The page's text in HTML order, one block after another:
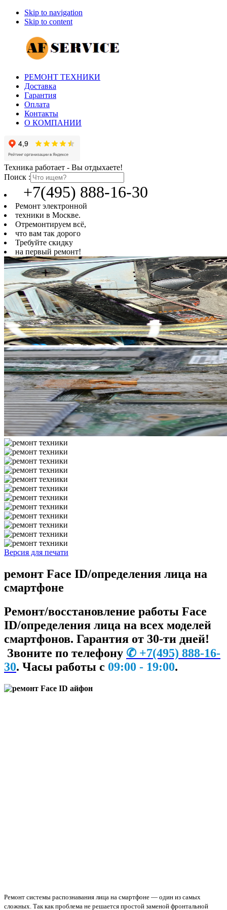
Skip to navigation
Skip to content
РЕМОНТ ТЕХНИКИ
Доставка
Гарантия
Оплата
Контакты
О КОМПАНИИ
Техника работает - Вы отдыхаете!
Поиск :
+7(495) 888-16-30
Ремонт электронной
техники в Москве.
Отремонтируем всё,
что вам так дорого
Требуйте скидку
на первый ремонт!
Версия для печати
ремонт Face ID/определения лица на
смартфоне
Ремонт/восстановление работы Face
ID/определения лица на всех моделей
смартфонов. Гарантия от 30-ти дней!
Звоните по телефону ✆ +7(495) 888-16-
30. Часы работы с 09:00 - 19:00.
Ремонт системы распознавания лица на смартфоне — один из самых
сложных. Так как проблема не решается простой заменой фронтальной